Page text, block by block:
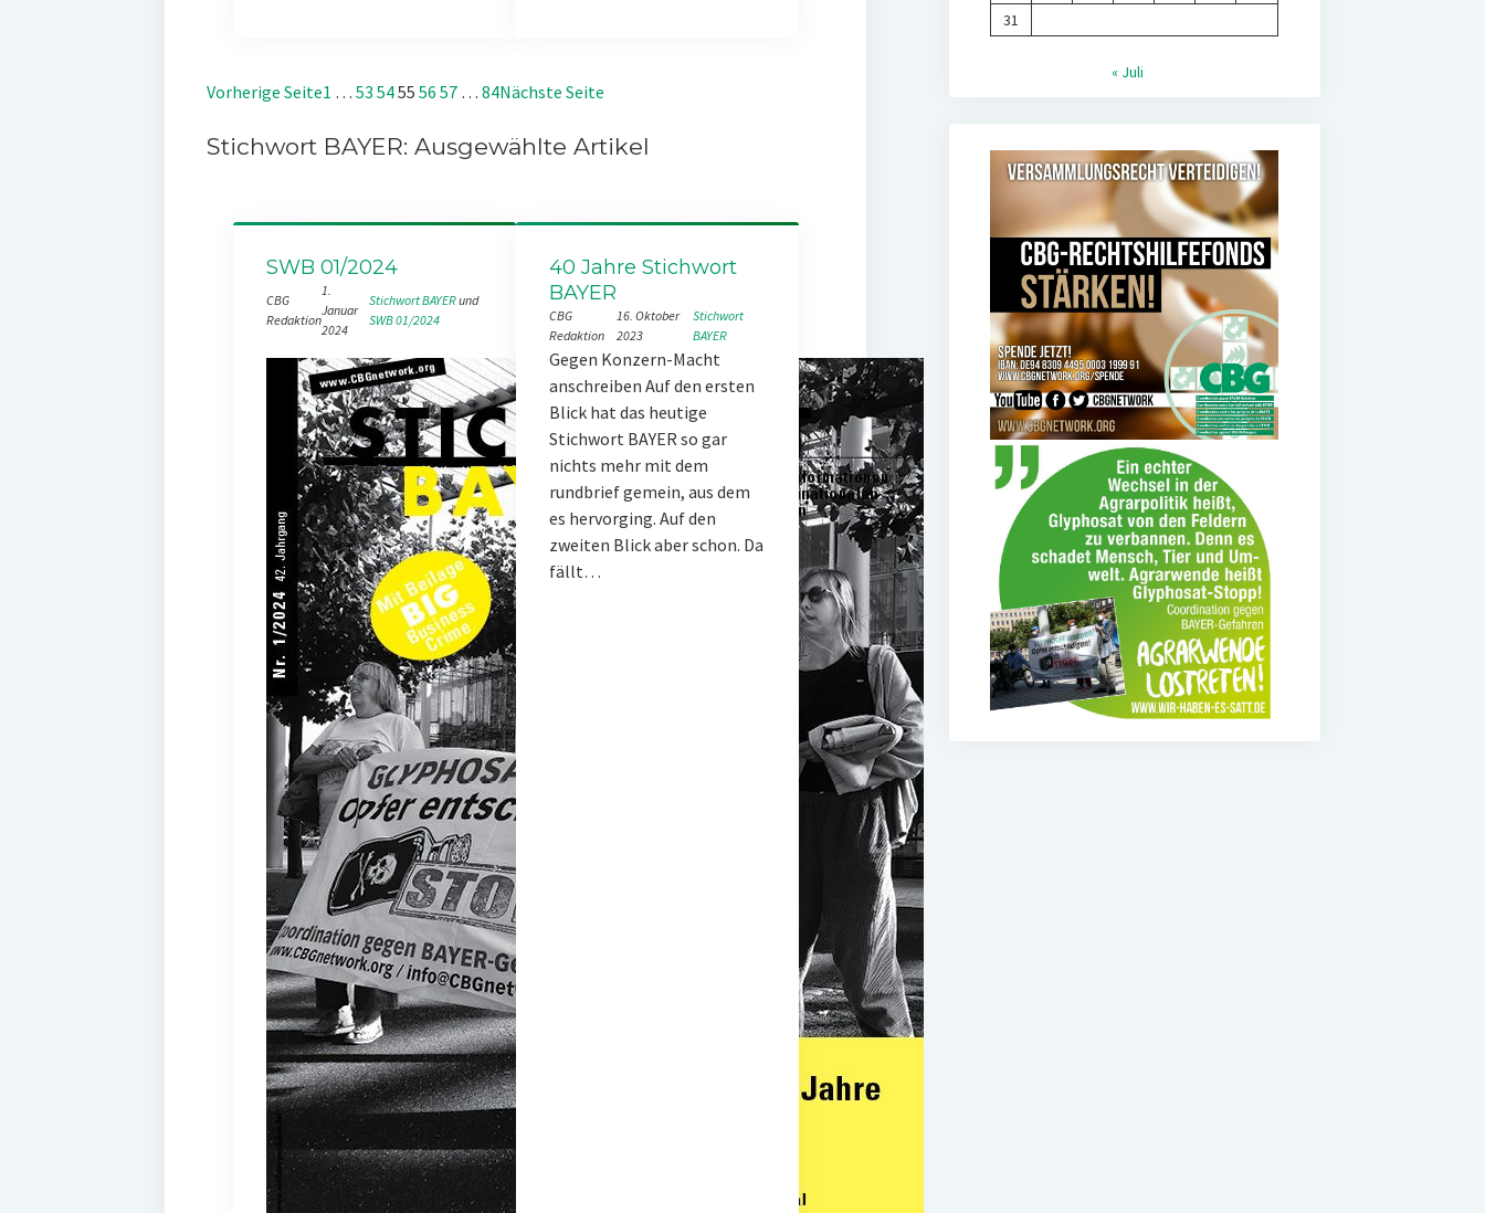
Vorherige Seite1 … 53 5455 56 57 … 84Nächste Seite
Stichwort BAYER: Ausgewählte Artikel
SWB 01/2024
CBG
Redaktion
1.
Januar
2024
Stichwort BAYER
und
SWB 01/2024
40 Jahre Stichwort
BAYER
CBG
Redaktion
16. Oktober
2023
Stichwort
BAYER
Gegen Konzern-Macht
anschreiben Auf den ersten
Blick hat das heutige
Stichwort BAYER so gar
nichts mehr mit dem
rundbrief gemein, aus dem
es hervorging. Auf den
zweiten Blick aber schon. Da
fällt…
31
« Juli